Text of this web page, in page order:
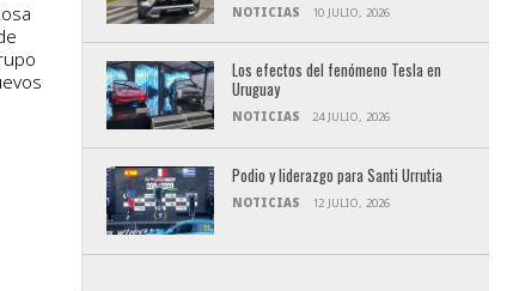
NOTICIAS 10 JULIO, 2026
Los efectos del fenómeno Tesla en
Uruguay
NOTICIAS 24 JULIO, 2026
Podio y liderazgo para Santi Urrutia
NOTICIAS 12 JULIO, 2026